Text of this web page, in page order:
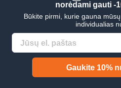
norėdami gauti -
Būkite pirmi, kurie gauna
individualias
Gaukite 10%